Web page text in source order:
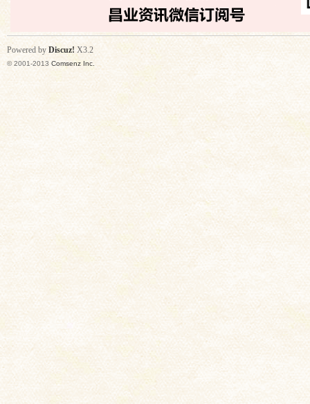
Powered by Discuz! X3.2
© 2001-2013Comsenz Inc.